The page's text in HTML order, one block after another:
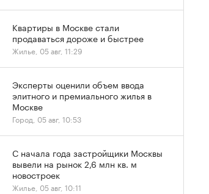
Квартиры в Москве стали
продаваться дороже и быстрее
Жилье, 05 авг, 11:29
Эксперты оценили объем ввода
элитного и премиального жилья в
Москве
Город, 05 авг, 10:53
С начала года застройщики Москвы
вывели на рынок 2,6 млн кв. м
новостроек
Жилье, 05 авг, 10:11